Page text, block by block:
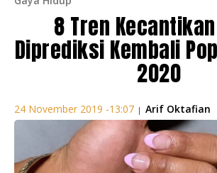
8 Tren
Diprediksi Kembali
2020
24 November 2019 -13:07 | Arif Oktafian